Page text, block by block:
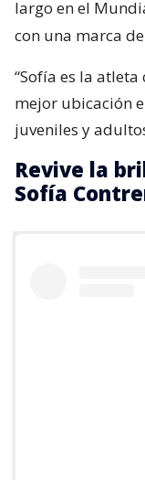
largo en el
con una marca
“Sofía es la
mejor ubicación
juveniles y
Revive la
Sofía